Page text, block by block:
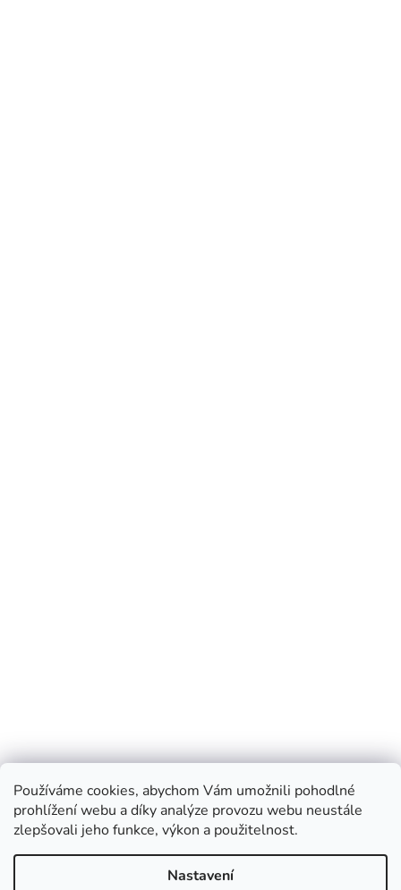
Používáme cookies, abychom Vám umožnili pohodlné
prohlížení webu a díky analýze provozu webu neustále
zlepšovali jeho funkce, výkon a použitelnost.
Nastavení